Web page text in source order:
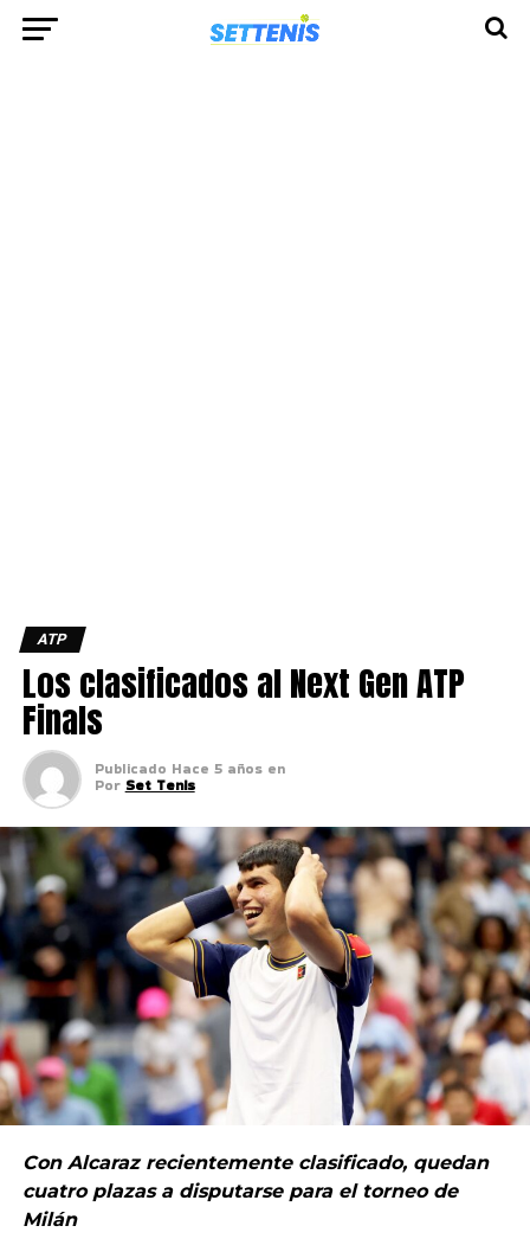
ATP
Los clasificados al Next Gen ATP
Finals
Publicado Hace 5 años en
Por Set Tenis
Con Alcaraz recientemente clasificado, quedan
cuatro plazas a disputarse para el torneo de
Milán